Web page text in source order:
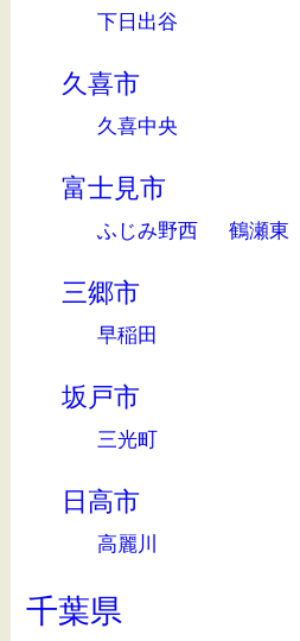
下日出谷
久喜市
久喜中央
富士見市
ふじみ野西 鶴瀬東
三郷市
早稲田
坂戸市
三光町
日高市
高麗川
千葉県